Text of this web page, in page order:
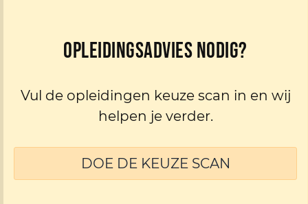
Opleidingsadvies nodig?
Vul de opleidingen keuze scan in en wij
helpen je verder.
DOE DE KEUZE SCAN